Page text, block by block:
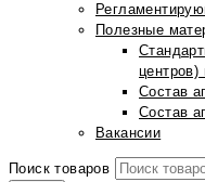
Полезные
центров)
Состав
Состав
Вакансии
Поиск товаров